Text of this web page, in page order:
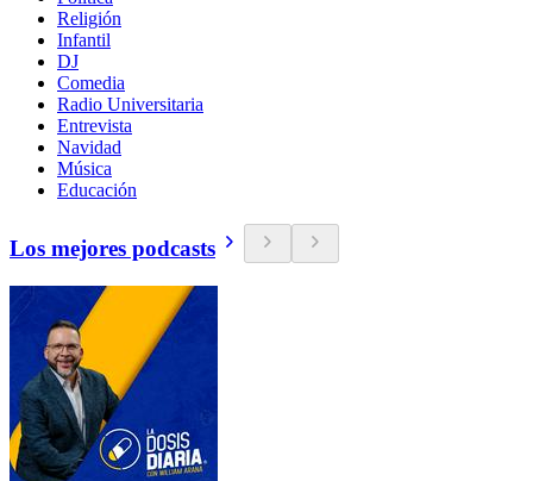
Religión
Infantil
DJ
Comedia
Radio Universitaria
Entrevista
Navidad
Música
Educación
Los mejores podcasts